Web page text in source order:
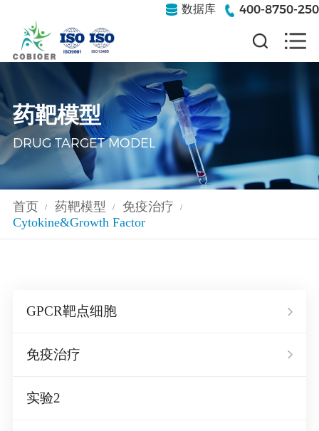
数据库 400-8750-250
药靶模型
DRUG TARGET MODEL
首页 / 药靶模型 / 免疫治疗 /
Cytokine&Growth Factor
GPCR靶点细胞
免疫治疗
实验2